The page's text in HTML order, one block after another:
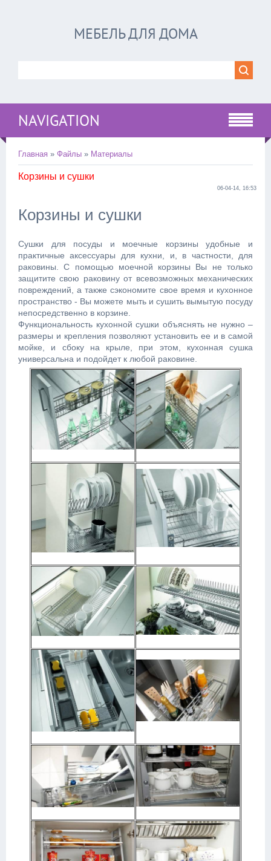
МЕБЕЛЬ ДЛЯ ДОМА
NAVIGATION
Главная » Файлы » Материалы
Корзины и сушки
06-04-14, 16:53
Корзины и сушки
Сушки для посуды и моечные корзины удобные и
практичные аксессуары для кухни, и, в частности, для
раковины. С помощью моечной корзины Вы не только
защитите свою раковину от всевозможных механических
повреждений, а также сэкономите свое время и кухонное
пространство - Вы можете мыть и сушить вымытую посуду
непосредственно в корзине.
Функциональность кухонной сушки объяснять не нужно –
размеры и крепления позволяют установить ее и в самой
мойке, и сбоку на крыле, при этом, кухонная сушка
универсальна и подойдет к любой раковине.